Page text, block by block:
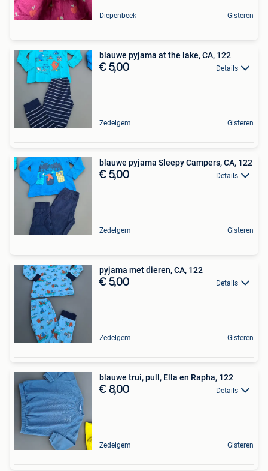
Diepenbeek Gisteren
blauwe pyjama at the lake, CA, 122
€ 5,00 Details
Zedelgem Gisteren
blauwe pyjama Sleepy Campers, CA, 122
€ 5,00 Details
Zedelgem Gisteren
pyjama met dieren, CA, 122
€ 5,00 Details
Zedelgem Gisteren
blauwe trui, pull, Ella en Rapha, 122
€ 8,00 Details
Zedelgem Gisteren